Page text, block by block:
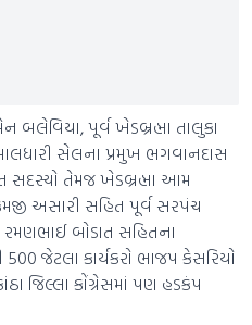
બલેવિયા, પૂર્વ ખેડબ્રહ્મા તાલુકા
સેલના પ્રમુખ ભગવાનદાસ
સદસ્યો તેમજ ખેડબ્રહ્મા આમ
અસારી સહિત પૂર્વ સરપંચ
બોડાત સહિતના
જેટલા કાર્યકરો ભાજપ કેસરિયો
જિલ્લા કોંગ્રેસમાં પણ હડકંપ